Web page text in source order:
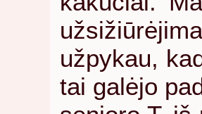
užpykau,
tai galėjo